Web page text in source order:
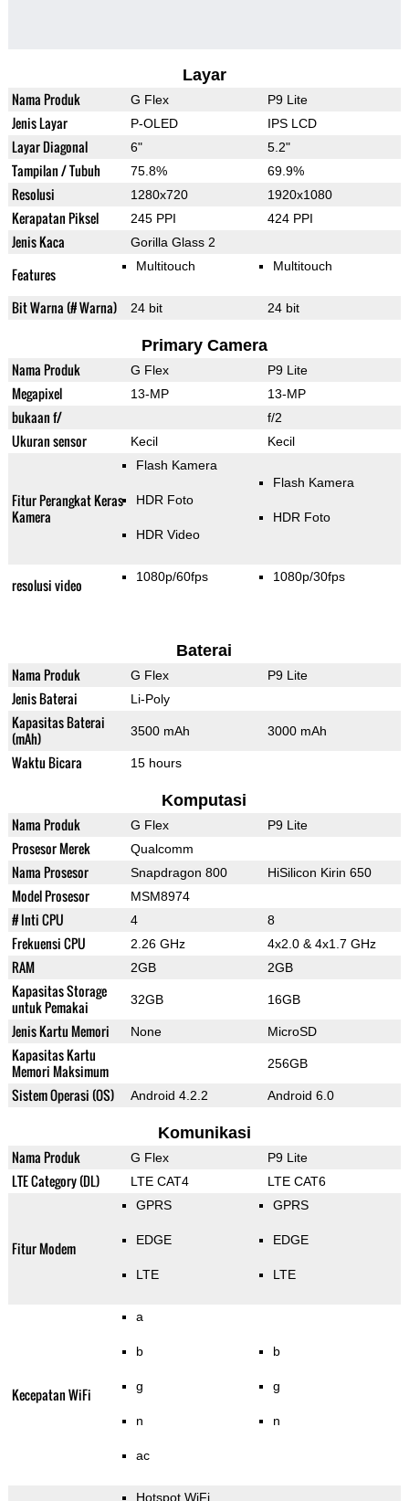
Layar
Nama Produk G Flex P9 Lite
Jenis Layar P-OLED IPS LCD
Layar Diagonal 6" 5.2"
Tampilan / Tubuh 75.8% 69.9%
Resolusi 1280x720 1920x1080
Kerapatan Piksel 245 PPI 424 PPI
Jenis Kaca Gorilla Glass 2
Features Multitouch Multitouch
Bit Warna (# Warna) 24 bit 24 bit
Primary Camera
Nama Produk G Flex P9 Lite
Megapixel 13-MP 13-MP
bukaan f/ f/2
Ukuran sensor Kecil Kecil
Fitur Perangkat Keras
Kamera
Flash Kamera
HDR Foto
HDR Video
Flash Kamera
HDR Foto
resolusi video 1080p/60fps 1080p/30fps
Baterai
Nama Produk G Flex P9 Lite
Jenis Baterai Li-Poly
Kapasitas Baterai
(mAh)
3500 mAh 3000 mAh
Waktu Bicara 15 hours
Komputasi
Nama Produk G Flex P9 Lite
Prosesor Merek Qualcomm
Nama Prosesor Snapdragon 800 HiSilicon Kirin 650
Model Prosesor MSM8974
# Inti CPU 4 8
Frekuensi CPU 2.26 GHz 4x2.0 & 4x1.7 GHz
RAM 2GB 2GB
Kapasitas Storage
untuk Pemakai
32GB 16GB
Jenis Kartu Memori None MicroSD
Kapasitas Kartu
Memori Maksimum
256GB
Sistem Operasi (OS) Android 4.2.2 Android 6.0
Komunikasi
Nama Produk G Flex P9 Lite
LTE Category (DL) LTE CAT4 LTE CAT6
Fitur Modem
GPRS
EDGE
LTE
GPRS
EDGE
LTE
Kecepatan WiFi
a
b
g
n
ac
b
g
n
Hotspot WiFi